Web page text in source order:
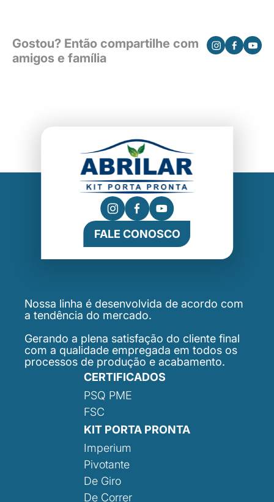
Gostou? Então compartilhe com
amigos e família
FALE CONOSCO
Nossa linha é desenvolvida de acordo com
a tendência do mercado.
Gerando a plena satisfação do cliente final
com a qualidade empregada em todos os
processos de produção e acabamento.
CERTIFICADOS
PSQ PME
FSC
KIT PORTA PRONTA
Imperium
Pivotante
De Giro
De Correr